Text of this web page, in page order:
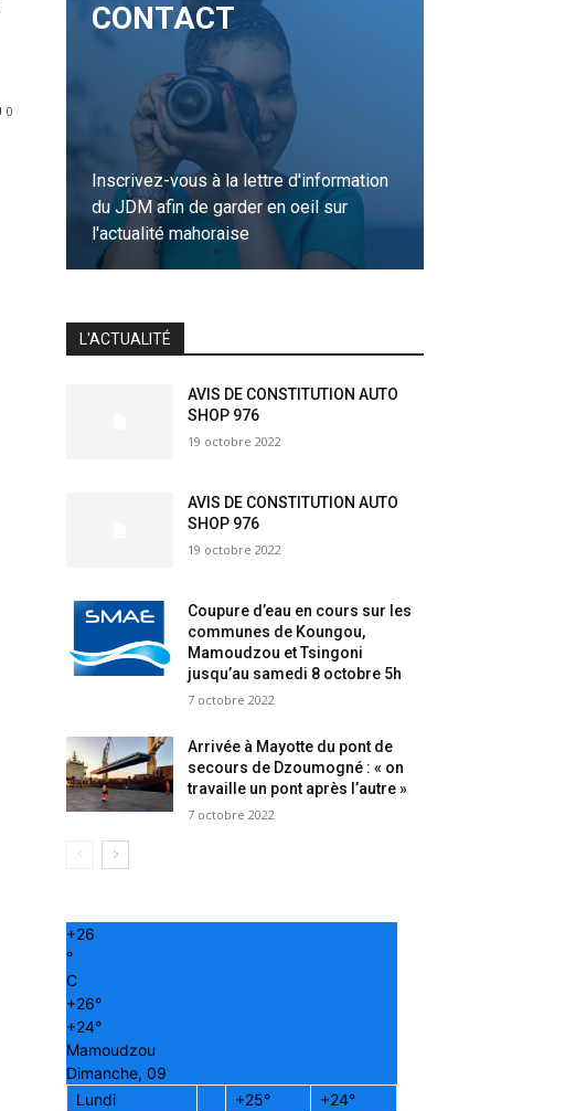
0
CONTACT
Inscrivez-vous à la lettre d'information
du JDM afin de garder en oeil sur
l'actualité mahoraise
L'ACTUALITÉ
AVIS DE CONSTITUTION AUTO
SHOP 976
19 octobre 2022
AVIS DE CONSTITUTION AUTO
SHOP 976
19 octobre 2022
Coupure d’eau en cours sur les
communes de Koungou,
Mamoudzou et Tsingoni
jusqu’au samedi 8 octobre 5h
7 octobre 2022
Arrivée à Mayotte du pont de
secours de Dzoumogné : « on
travaille un pont après l’autre »
7 octobre 2022
+26
°
C
+26°
+24°
Mamoudzou
Dimanche, 09
Lundi
+25° +24°